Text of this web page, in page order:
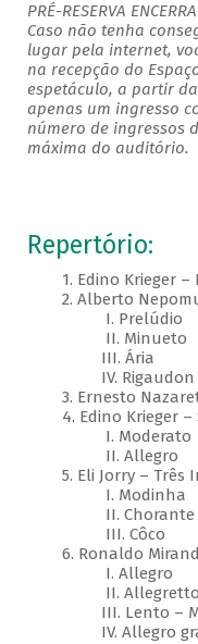
PRÉ-RESERVA
Caso não tenha
lugar pela internet,
na recepção do
espetáculo, a partir
apenas um ingresso
número de ingressos
máxima do auditório.
Repertório:
1. Edino Krieger –
2. Alberto
I. Prelúdio
II. Minueto
III. Ária
IV. Rigaudon
3. Ernesto
4. Edino Krieger –
I. Moderato
II. Allegro
5. Eli Jorry – Três
I. Modinha
II. Chorante
III. Côco
6. Ronaldo
I. Allegro
II. Allegretto
III. Lento – Mais
IV. Allegro